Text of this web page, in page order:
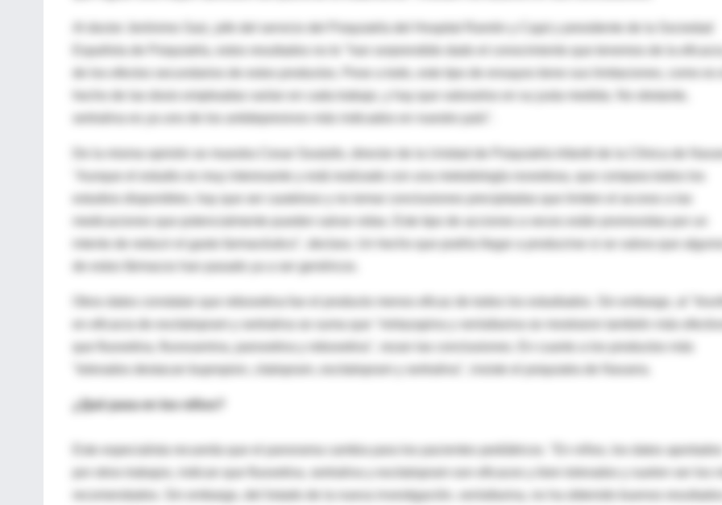
Al doctor Jerónimo Saiz, jefe del servicio del Psiquiatría del Hospital Ramón y Cajal y presidente de la Sociedad
Española de Psiquiatría, estos resultados no le "han sorprendido dado el conocimiento que tenemos de la eficacia
de los efectos secundarios de estos productos. Pese a todo, este tipo de ensayos tiene sus limitaciones, como es
De la misma opinión se muestra Cesar Soutullo, director de la Unidad de Psiquiatría Infantil de la Clínica de
"Aunque el estudio es muy interesante y está realizado con una metodología novedosa, que compara todos los
intento de reducir el gasto farmacéutico", declara. Un hecho que podría llegar a producirse si se valora que algunos
de estos fármacos han pasado ya a ser genéricos.
Otros datos constatan que reboxetina fue el producto menos eficaz de todos los estudiados. Sin embargo, al
en eficacia de escitalopram y sertralina se suma que "mirtazapina y venlafaxina se mostraron también más
"tolerados destacan bupropion, citalopram, escitalopram y sertralina", insiste el psiquiatra de Navarra.
¿Qué pasa en los niños?
Este especialista recuerda que el panorama cambia para los pacientes pediátricos. "En niños, los datos aportados
por otros trabajos, indican que fluoxetina, sertralina y escitalopram son eficaces y bien tolerados y suelen ser los
recomendados. Sin embargo, del listado de la nueva investigación, venlafaxina, no ha obtenido buenos resultados